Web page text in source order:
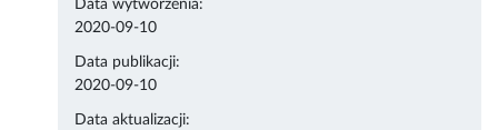
Data wytworzenia:
2020-09-10
Data publikacji:
2020-09-10
Data aktualizacji: